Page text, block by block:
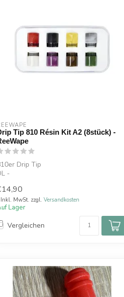
Tip 810 Résin Kit A2 (8stück) -
Drip Tip
-
MwSt. zzgl. Versandkosten
Lager
Vergleichen